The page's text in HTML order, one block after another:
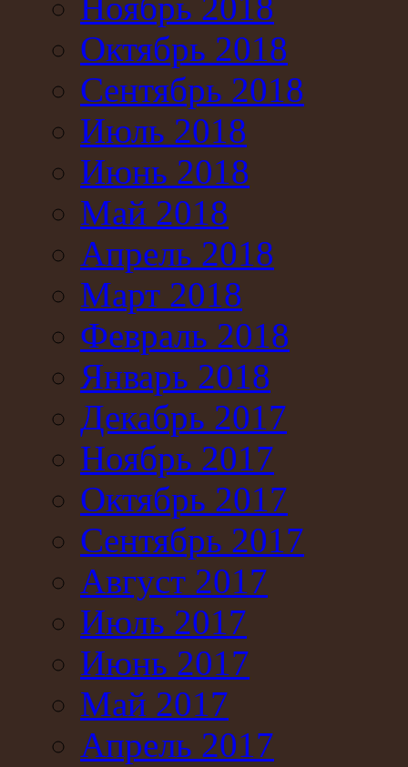
Ноябрь 2018
Октябрь 2018
Сентябрь 2018
Июль 2018
Июнь 2018
Май 2018
Апрель 2018
Март 2018
Февраль 2018
Январь 2018
Декабрь 2017
Ноябрь 2017
Октябрь 2017
Сентябрь 2017
Август 2017
Июль 2017
Июнь 2017
Май 2017
Апрель 2017